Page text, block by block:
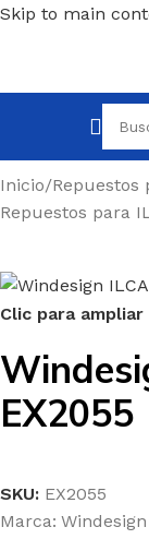
Skip to main
Inicio/Repuestos
Repuestos para
Clic para ampliar
EX2055
SKU: EX2055
Marca: Windesign